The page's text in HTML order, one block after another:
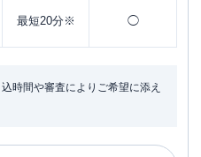
最短20分※ ◯
時間や審査によりご希望に添え